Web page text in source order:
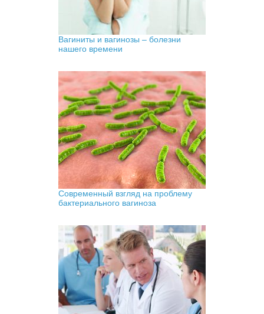
Вагиниты и вагинозы – болезни
нашего времени
Современный взгляд на проблему
бактериального вагиноза